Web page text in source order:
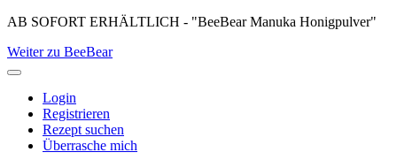
Skip
content
(Press
AB SOFORT ERHÄLTLICH - "BeeBear Manuka Honigpulver"
Weiter zu BeeBear
Login
Registrieren
Rezept suchen
Überrasche mich